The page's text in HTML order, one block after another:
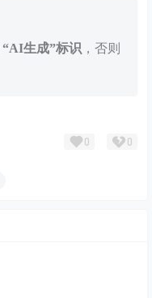
“AI生成”标识 ，否则
0 0